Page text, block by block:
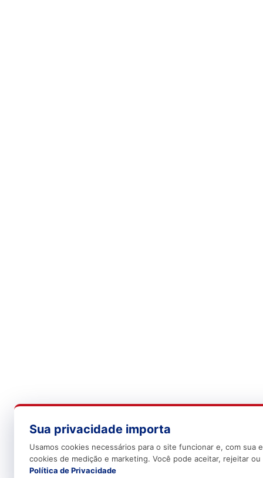
Sua privacidade importa
Usamos cookies necessários para o site funcionar e, com sua
cookies de medição e marketing. Você pode aceitar, rejeitar ou
Política de Privacidade